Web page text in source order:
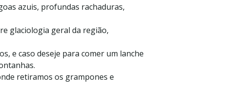
azuis, profundas rachaduras,
glaciologia geral da região,
e caso deseje para comer um lanche
retiramos os grampones e